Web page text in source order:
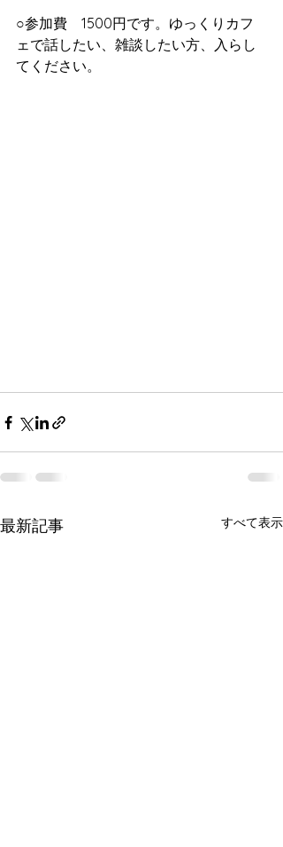
○参加費　1500円です。ゆっくりカフ
ェで話したい、雑談したい方、入らし
てください。
最新記事 すべて表示